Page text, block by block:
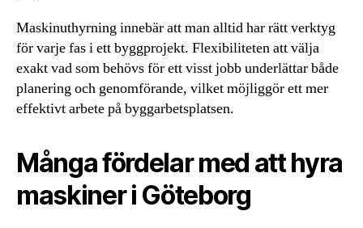
Maskinuthyrning innebär att man alltid har rätt verktyg
för varje fas i ett byggprojekt. Flexibiliteten att välja
exakt vad som behövs för ett visst jobb underlättar både
planering och genomförande, vilket möjliggör ett mer
effektivt arbete på byggarbetsplatsen.
Många fördelar med att hyra
maskiner i Göteborg